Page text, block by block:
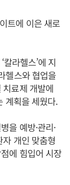
트에 이은 새로
라헬스’에 지
헬스와 협업을
료제 개발에
계획을 세웠다.
을 예방·관리·
개인 맞춤형
에 힘입어 시장